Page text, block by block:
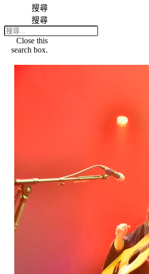
搜尋
搜尋
Close this
search box.